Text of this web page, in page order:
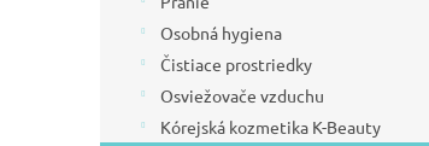
Osobná hygiena
Čistiace prostriedky
Osviežovače vzduchu
Kórejská kozmetika K-Beauty